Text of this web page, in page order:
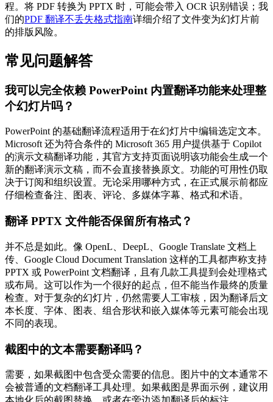
程。将 PDF 转换为 PPTX 时，可能会带入 OCR 识别错误；我
们的PDF 翻译不丢失格式指南详细介绍了文件变为幻灯片前
的排版风险。
常见问题解答
我可以完全依赖 PowerPoint 内置翻译功能来处理整
个幻灯片吗？
PowerPoint 的基础翻译流程适用于在幻灯片中编辑选定文本。
Microsoft 还为符合条件的 Microsoft 365 用户提供基于 Copilot
的演示文稿翻译功能，其官方支持页面说明该功能会生成一个
新的翻译演示文稿，而不会直接替换原文。功能的可用性仍取
决于订阅和组织设置。无论采用哪种方式，在正式展示前都应
仔细检查备注、图表、评论、多媒体字幕、格式和术语。
翻译 PPTX 文件能否保留所有格式？
并不总是如此。像 OpenL、DeepL、Google Translate 文档上
传、Google Cloud Document Translation 这样的工具都声称支持
PPTX 或 PowerPoint 文档翻译，且有几款工具提到会处理格式
或布局。这可以作为一个很好的起点，但不能当作最终的质量
检查。对于复杂的幻灯片，仍然需要人工审核，因为翻译后文
本长度、字体、图表、组合形状和嵌入媒体等元素可能会出现
不同的表现。
截图中的文本需要翻译吗？
需要，如果截图中包含受众需要的信息。图片中的文本通常不
会被普通的文档翻译工具处理。如果截图是界面示例，建议用